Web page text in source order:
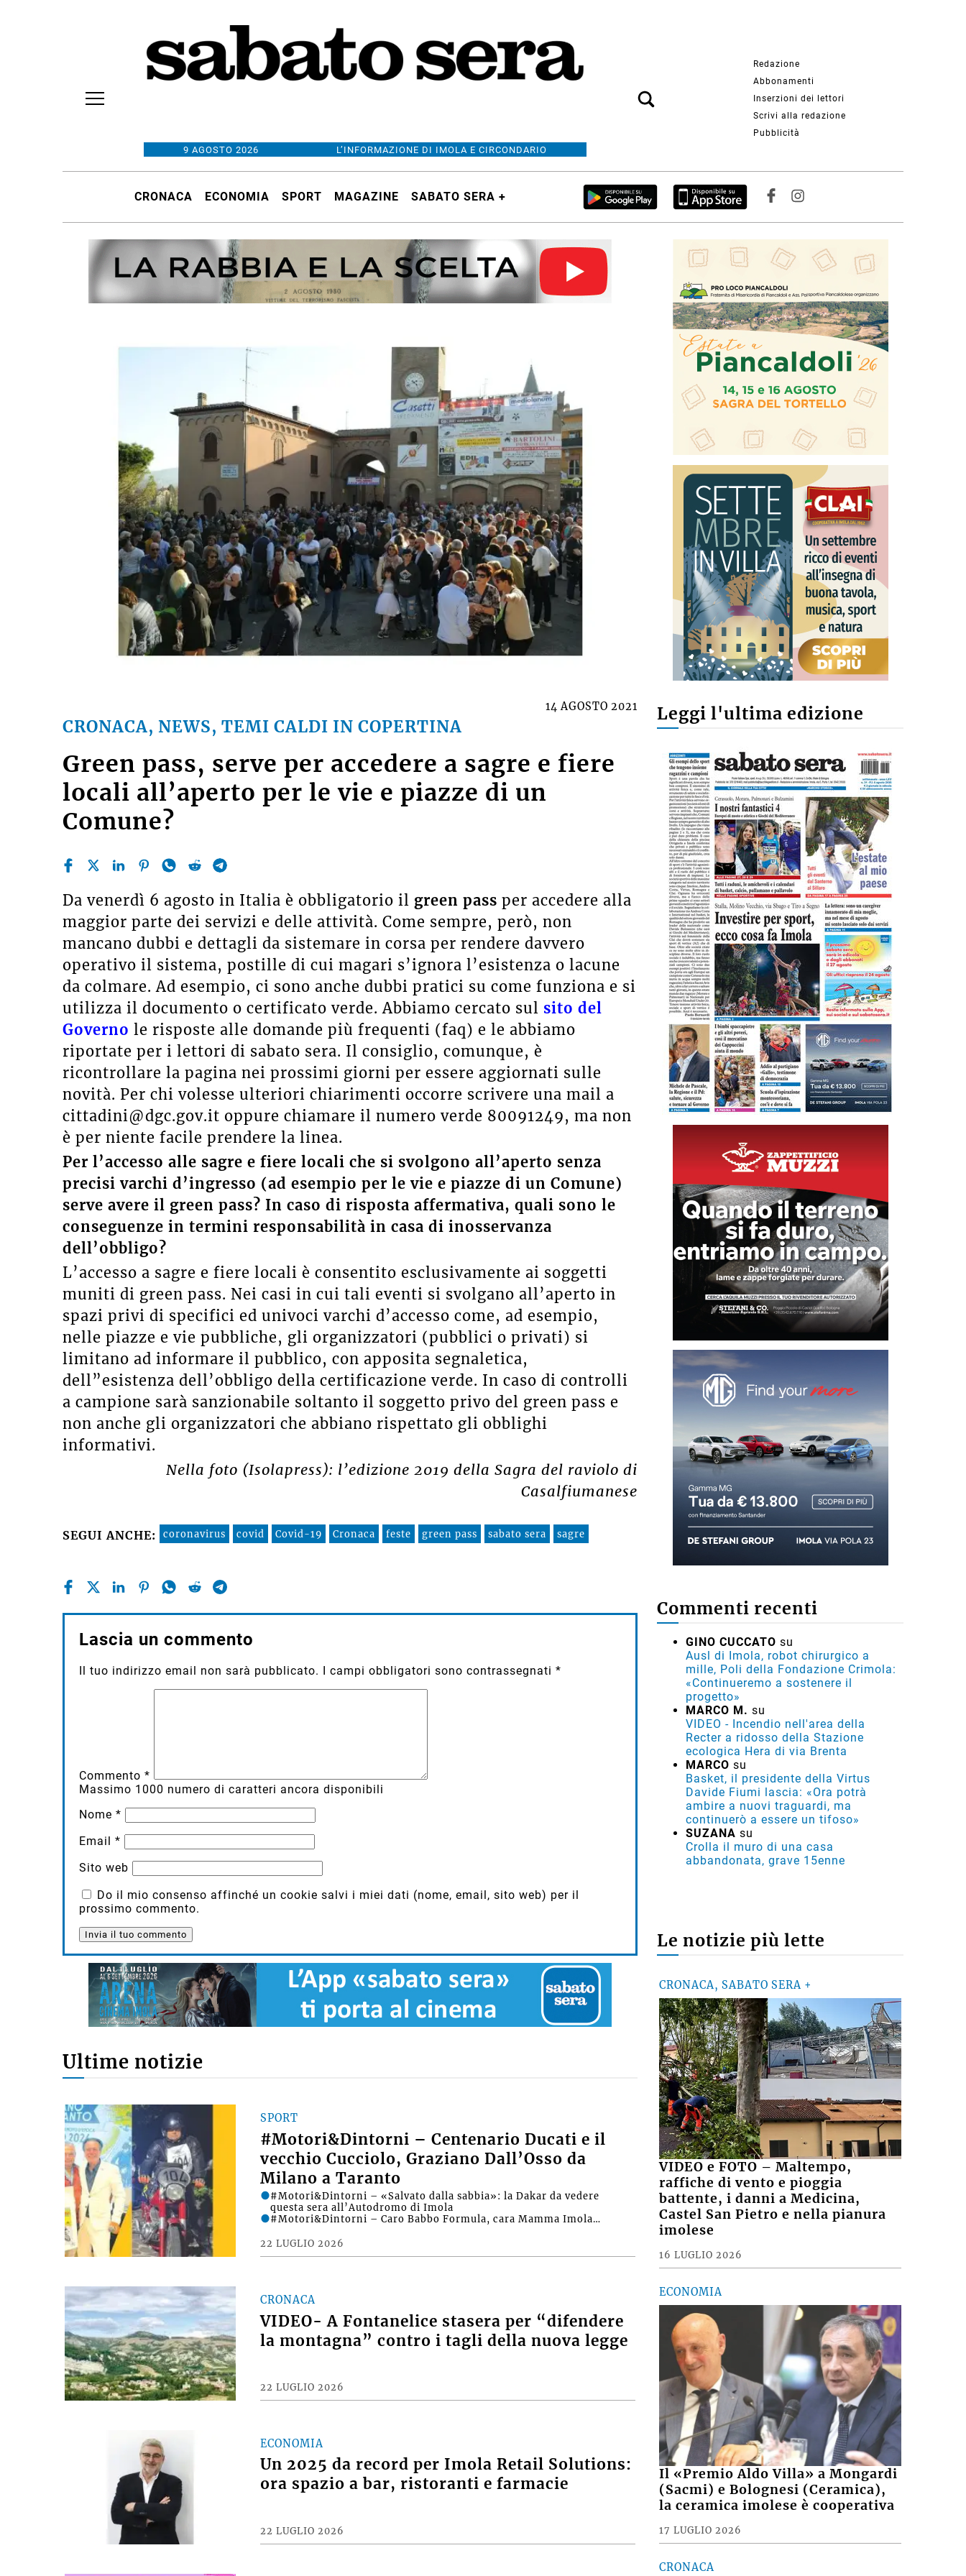
9 AGOSTO 2026 L’INFORMAZIONE DI IMOLA E CIRCONDARIO
Redazione
Abbonamenti
Inserzioni dei lettori
Scrivi alla redazione
Pubblicità
CRONACA ECONOMIA SPORT MAGAZINE SABATO SERA +
CRONACA, NEWS, TEMI CALDI IN COPERTINA
14 AGOSTO 2021
Green pass, serve per accedere a sagre e fiere
locali all’aperto per le vie e piazze di un
Comune?
Da venerdì 6 agosto in Italia è obbligatorio il green pass per accedere alla
maggior parte dei servizi e delle attività. Come sempre, però, non
mancano dubbi e dettagli da sistemare in corsa per rendere davvero
operativo il sistema, postille di cui magari s’ignora l’esistenza o lacune
da colmare. Ad esempio, ci sono anche dubbi pratici su come funziona e si
utilizza il documento o certificato verde. Abbiamo cercato sul sito del
Governo le risposte alle domande più frequenti (faq) e le abbiamo
riportate per i lettori di sabato sera. Il consiglio, comunque, è
ricontrollare la pagina nei prossimi giorni per essere aggiornati sulle
novità. Per chi volesse ulteriori chiarimenti occorre scrivere una mail a
cittadini@dgc.gov.it oppure chiamare il numero verde 80091249, ma non
è per niente facile prendere la linea.
Per l’accesso alle sagre e fiere locali che si svolgono all’aperto senza
precisi varchi d’ingresso (ad esempio per le vie e piazze di un Comune)
serve avere il green pass? In caso di risposta affermativa, quali sono le
conseguenze in termini responsabilità in casa di inosservanza
dell’obbligo?
L’accesso a sagre e fiere locali è consentito esclusivamente ai soggetti
muniti di green pass. Nei casi in cui tali eventi si svolgano all’aperto in
spazi privi di specifici ed univoci varchi d’accesso come, ad esempio,
nelle piazze e vie pubbliche, gli organizzatori (pubblici o privati) si
limitano ad informare il pubblico, con apposita segnaletica,
dell”esistenza dell’obbligo della certificazione verde. In caso di controlli
a campione sarà sanzionabile soltanto il soggetto privo del green pass e
non anche gli organizzatori che abbiano rispettato gli obblighi
informativi.
Nella foto (Isolapress): l’edizione 2019 della Sagra del raviolo di
Casalfiumanese
SEGUI ANCHE: coronavirus covid Covid-19 Cronaca feste green pass sabato sera sagre
Lascia un commento
Il tuo indirizzo email non sarà pubblicato. I campi obbligatori sono contrassegnati *
Commento *
Massimo 1000 numero di caratteri ancora disponibili
Nome *
Email *
Sito web
Do il mio consenso affinché un cookie salvi i miei dati (nome, email, sito web) per il
prossimo commento.
Ultime notizie
SPORT
#Motori&Dintorni – Centenario Ducati e il
vecchio Cucciolo, Graziano Dall’Osso da
Milano a Taranto
22 LUGLIO 2026
#Motori&Dintorni – «Salvato dalla sabbia»: la Dakar da vedere
questa sera all’Autodromo di Imola
#Motori&Dintorni – Caro Babbo Formula, cara Mamma Imola…
CRONACA
VIDEO- A Fontanelice stasera per “difendere
la montagna” contro i tagli della nuova legge
22 LUGLIO 2026
ECONOMIA
Un 2025 da record per Imola Retail Solutions:
ora spazio a bar, ristoranti e farmacie
22 LUGLIO 2026
Leggi l'ultima edizione
Commenti recenti
GINO CUCCATO su
Ausl di Imola, robot chirurgico a
mille, Poli della Fondazione Crimola:
«Continueremo a sostenere il
progetto»
MARCO M. su
VIDEO - Incendio nell'area della
Recter a ridosso della Stazione
ecologica Hera di via Brenta
MARCO su
Basket, il presidente della Virtus
Davide Fiumi lascia: «Ora potrà
ambire a nuovi traguardi, ma
continuerò a essere un tifoso»
SUZANA su
Crolla il muro di una casa
abbandonata, grave 15enne
Le notizie più lette
CRONACA, SABATO SERA +
VIDEO e FOTO – Maltempo,
raffiche di vento e pioggia
battente, i danni a Medicina,
Castel San Pietro e nella pianura
imolese
16 LUGLIO 2026
ECONOMIA
Il «Premio Aldo Villa» a Mongardi
(Sacmi) e Bolognesi (Ceramica),
la ceramica imolese è cooperativa
17 LUGLIO 2026
CRONACA